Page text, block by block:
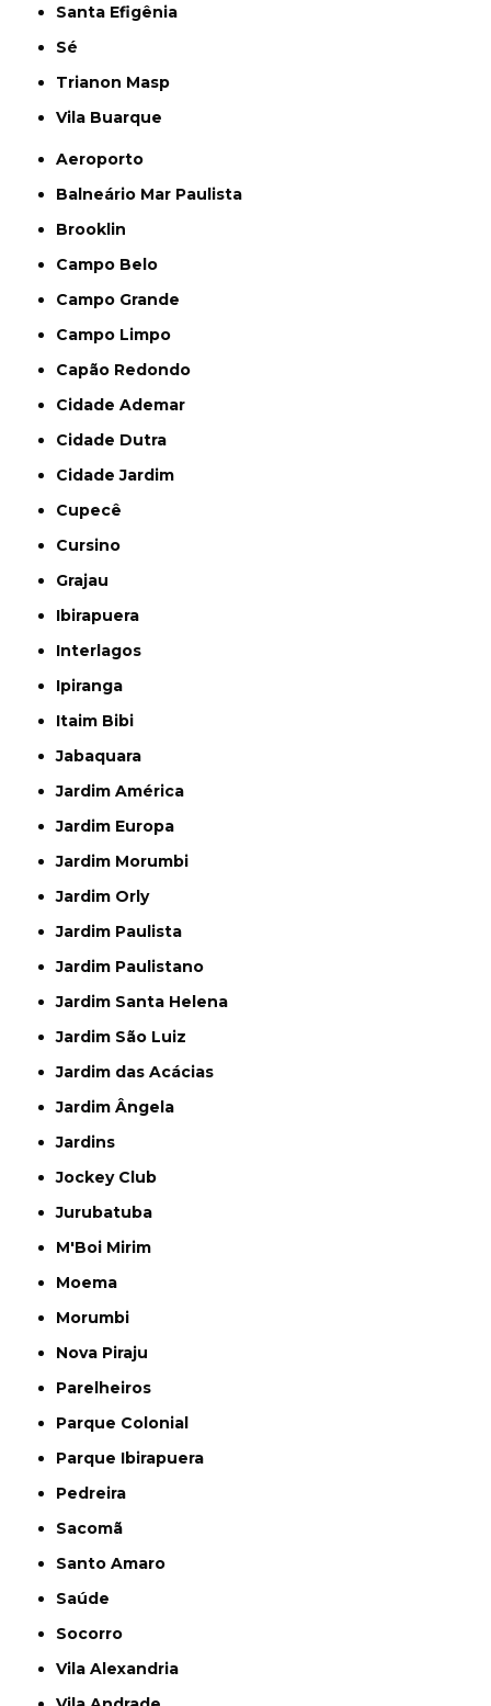
Santa Efigênia
Sé
Trianon Masp
Vila Buarque
Aeroporto
Balneário Mar Paulista
Brooklin
Campo Belo
Campo Grande
Campo Limpo
Capão Redondo
Cidade Ademar
Cidade Dutra
Cidade Jardim
Cupecê
Cursino
Grajau
Ibirapuera
Interlagos
Ipiranga
Itaim Bibi
Jabaquara
Jardim América
Jardim Europa
Jardim Morumbi
Jardim Orly
Jardim Paulista
Jardim Paulistano
Jardim Santa Helena
Jardim São Luiz
Jardim das Acácias
Jardim Ângela
Jardins
Jockey Club
Jurubatuba
M'Boi Mirim
Moema
Morumbi
Nova Piraju
Parelheiros
Parque Colonial
Parque Ibirapuera
Pedreira
Sacomã
Santo Amaro
Saúde
Socorro
Vila Alexandria